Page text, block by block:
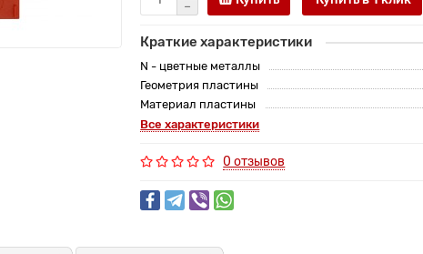
Краткие характеристики
N - цветные металлы
Геометрия пластины
Материал пластины
Все характеристики
0 отзывов